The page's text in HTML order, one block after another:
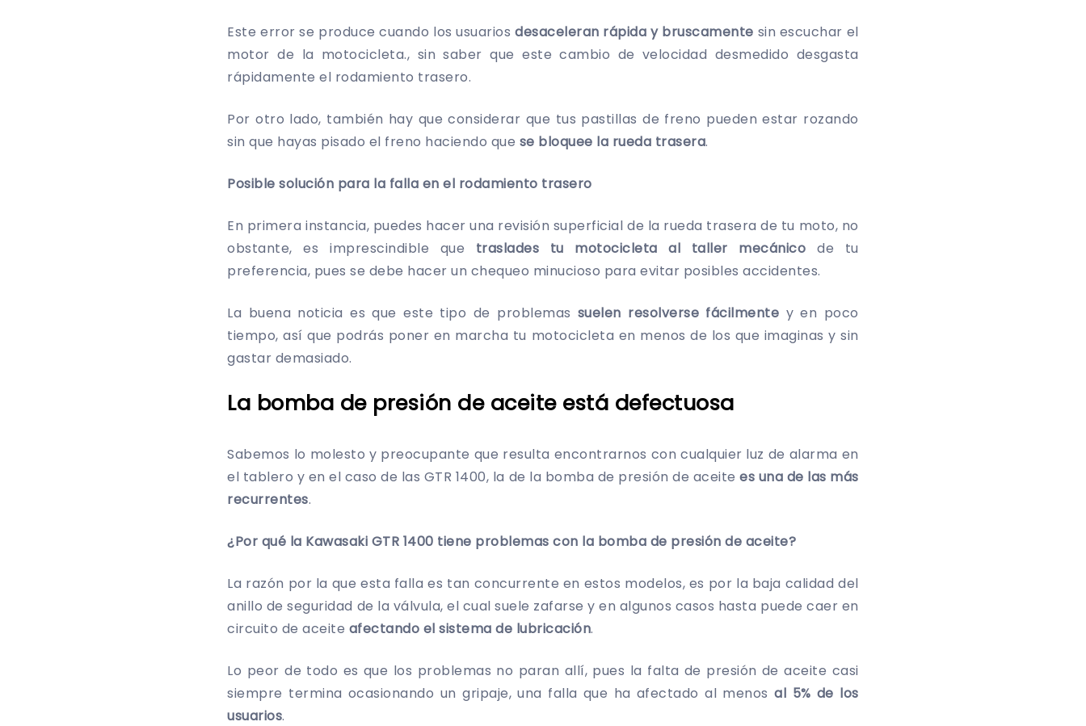
Este error se produce cuando los usuariosdesaceleran rápida y bruscamente sin escuchar el
motor de la motocicleta., sin saber que este cambio de velocidad desmedido desgasta
rápidamente el rodamiento trasero.
Por otro lado, también hay que considerar que tus pastillas de freno pueden estar rozando
sin que hayas pisado el freno haciendo que se bloquee la rueda trasera.
Posible solución para la falla en el rodamiento trasero
En primera instancia, puedes hacer una revisión superficial de la rueda trasera de tu moto, no
obstante, es imprescindible que traslades tu motocicleta al taller mecánicode tu
preferencia, pues se debe hacer un chequeo minucioso para evitar posibles accidentes.
La buena noticia es que este tipo de problemas suelen resolverse fácilmente y en poco
tiempo, así que podrás poner en marcha tu motocicleta en menos de los que imaginas y sin
gastar demasiado.
La bomba de presión de aceite está defectuosa
Sabemos lo molesto y preocupante que resulta encontrarnos con cualquier luz de alarma en
el tablero y en el caso de las GTR 1400, la de la bomba de presión de aceitees una de las más
recurrentes.
¿Por qué la Kawasaki GTR 1400 tiene problemas con la bomba de presión de aceite?
La razón por la que esta falla es tan concurrente en estos modelos, es por la baja calidad del
anillo de seguridad de la válvula, el cual suele zafarse y en algunos casos hasta puede caer en
circuito de aceite afectando el sistema de lubricación.
Lo peor de todo es que los problemas no paran allí, pues la falta de presión de aceite casi
siempre termina ocasionando un gripaje, una falla que ha afectado al menosal 5% de los
usuarios.